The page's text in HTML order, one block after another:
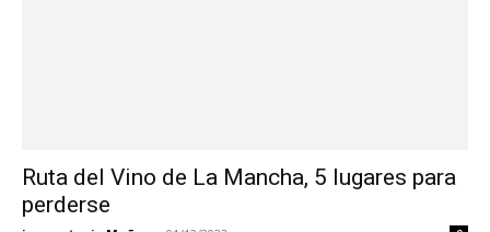
Ruta del Vino de La Mancha, 5 lugares para
perderse